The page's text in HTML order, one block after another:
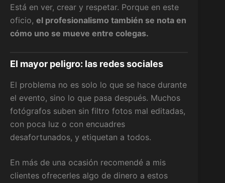
Está en ver, crear y respetar. Porque en este
oficio, el profesionalismo también se nota en
cómo uno se mueve entre colegas.
El mayor peligro: las redes sociales
El problema no es solo lo que se hace durante
el evento, sino lo que pasa después. Muchos
fotógrafos suben sin filtro fotos mal editadas,
con poca luz o con encuadres
desafortunados, y etiquetan a todos.
En más de una ocasión recomendé a mis
clientes ofrecerles algo de dinero a estos